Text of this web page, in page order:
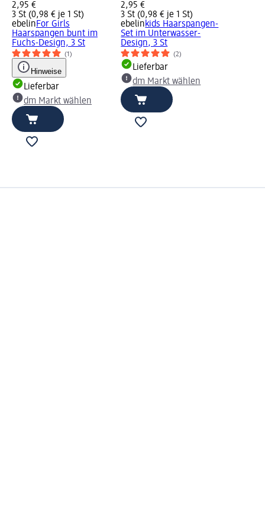
2,95 €
3 St (0,98 € je 1 St)
ebelinFor Girls
Haarspangen bunt im
Fuchs-Design, 3 St
(1)
Hinweise
Lieferbar
dm Markt wählen
2,95 €
3 St (0,98 € je 1 St)
ebelinkids Haarspangen-
Set im Unterwasser-
Design, 3 St
(2)
Lieferbar
dm Markt wählen